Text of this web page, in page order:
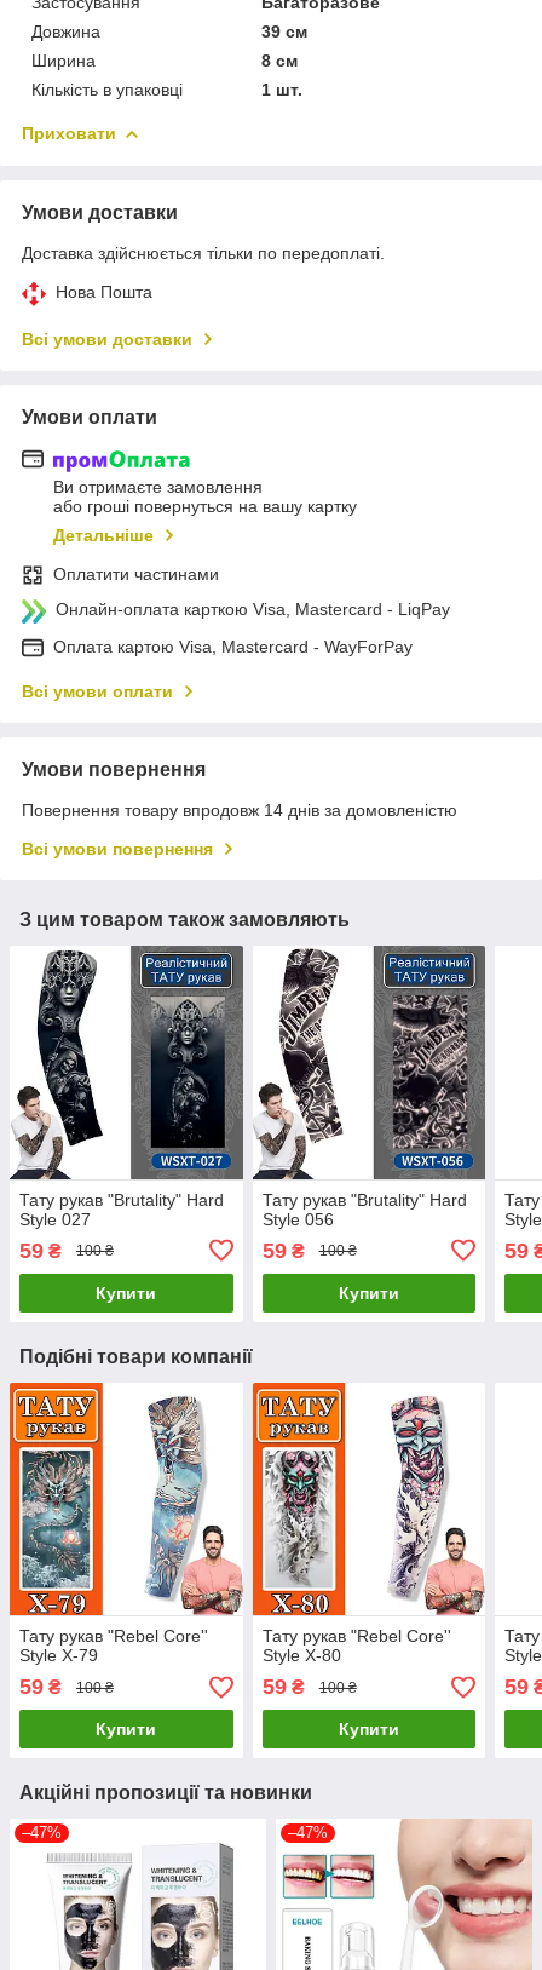
Довжина
39 см
Ширина
8 см
Кількість в упаковці
1 шт.
Приховати
Умови доставки
Доставка здійснюється тільки по передоплаті.
Нова Пошта
Всі умови доставки
Умови оплати
Ви отримаєте замовлення
або гроші повернуться на вашу картку
Детальніше
Оплатити частинами
Онлайн-оплата карткою Visa, Mastercard - LiqPay
Оплата картою Visa, Mastercard - WayForPay
Всі умови оплати
Умови повернення
Повернення товару впродовж 14 днів за домовленістю
Всі умови повернення
З цим товаром також замовляють
Тату рукав "Brutality" Hard
Style 027
59 ₴ 100 ₴
Купити
Тату рукав "Brutality" Hard
Style 056
59₴ 100 ₴
Купити
59
Подібні товари компанії
Тату рукав "Rebel Core''
Style Х-79
59 ₴ 100 ₴
Купити
Тату рукав "Rebel Core''
Style Х-80
59₴ 100 ₴
Купити
59
Акційні пропозиції та новинки
–47% –47%